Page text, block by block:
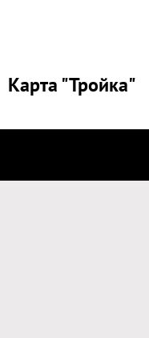
Карта "Тройка"